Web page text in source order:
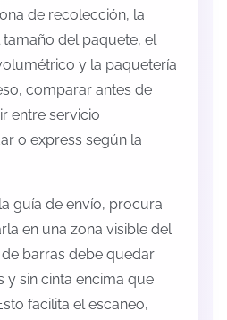
de recolección, la
del paquete, el
y la paquetería
comparar antes de
entre servicio
o express según la
guía de envío, procura
en una zona visible del
barras debe quedar
y sin cinta encima que
facilita el escaneo,